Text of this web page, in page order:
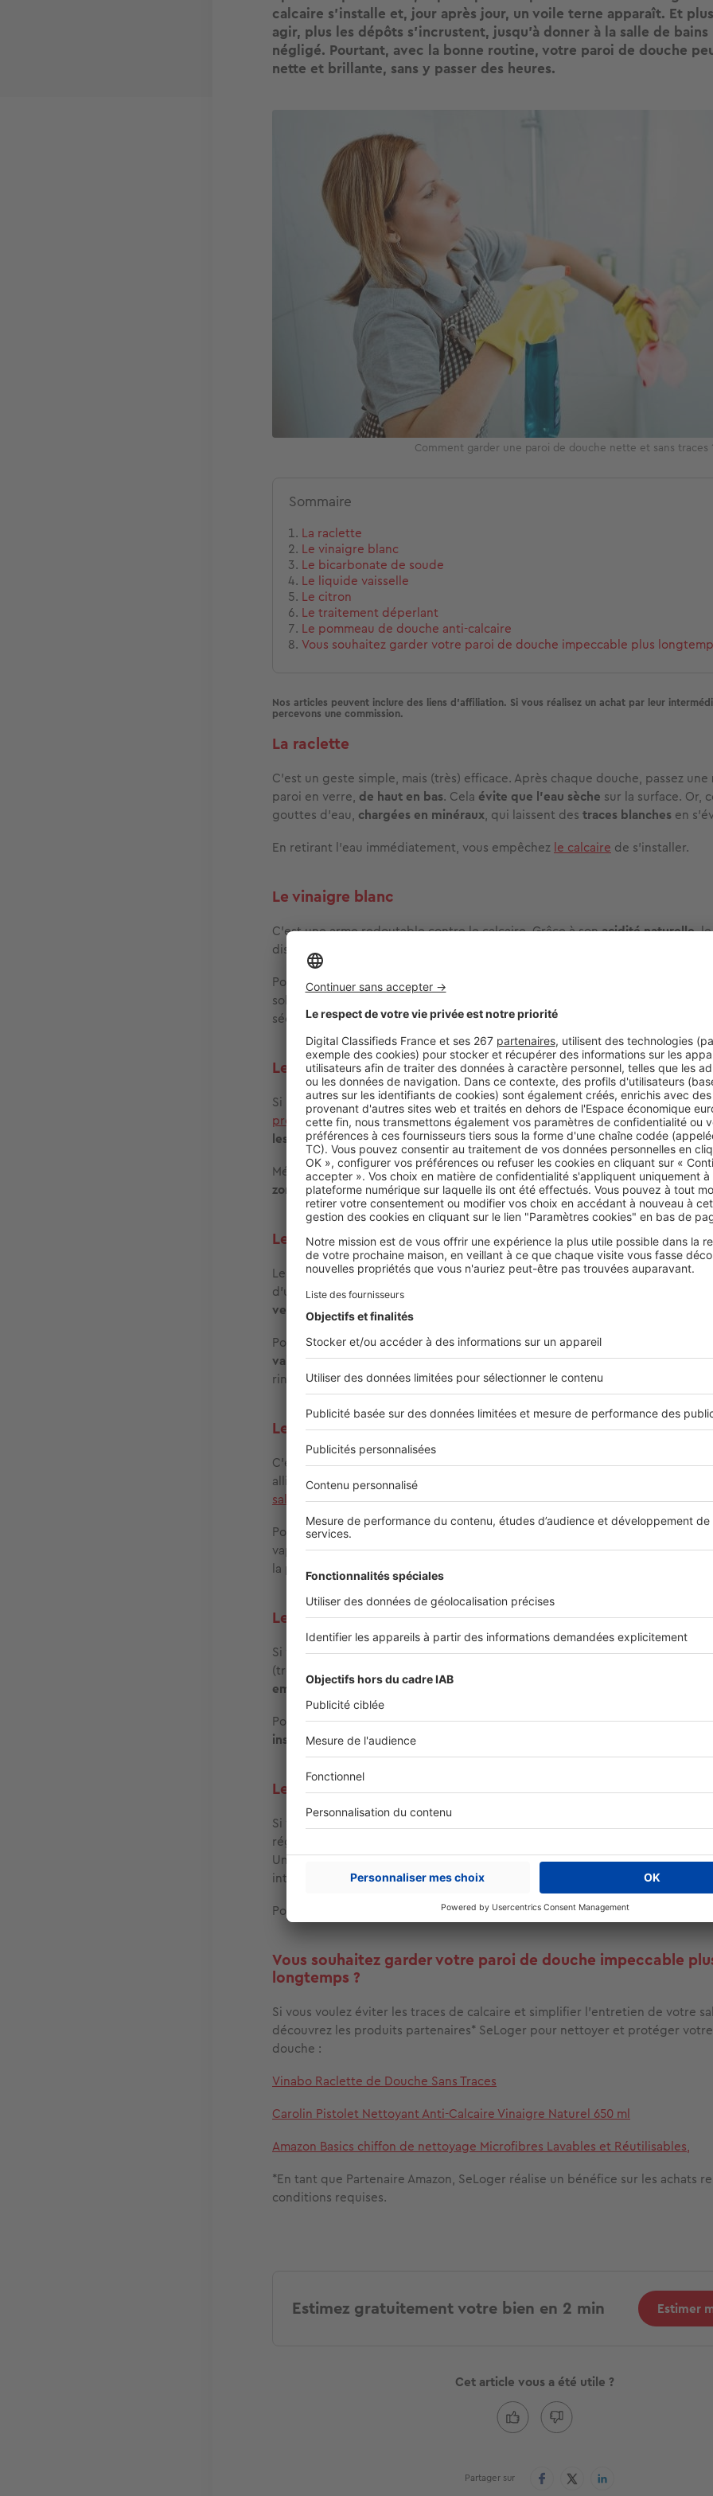
calcaire s’installe et, jour après jour, un voile terne apparaît. Et
agir, plus les dépôts s’incrustent, jusqu’à donner à la salle de bains
négligé. Pourtant, avec la bonne routine, votre paroi de douche
nette et brillante, sans y passer des heures.
Comment garder une paroi de douche nette et sans traces
Sommaire
La raclette
Le vinaigre blanc
Le bicarbonate de soude
Le liquide vaisselle
Le citron
Le traitement déperlant
Le pommeau de douche anti-calcaire
Vous souhaitez garder votre paroi de douche impeccable plus
Nos articles peuvent inclure des liens d'affiliation. Si vous réalisez un achat par leur
percevons une commission.
La raclette
C’est un geste simple, mais (très) efficace. Après chaque douche, passez une
paroi en verre, de haut en bas. Cela évite que l’eau sèche sur la surface. Or,
gouttes d’eau, chargées en minéraux, qui laissent des traces blanches en
En retirant l’eau immédiatement, vous empêchez le calcaire de s’installer.
Le vinaigre blanc
C’est une arme redoutable contre le calcaire. Grâce à sonacidité naturelle,
dissout les
Pour l’utiliser, mélangezmoitié vinaigre blanc
dans un
solution sur la paroi de votre douche, laissez agir
, puis rincez
séchez avec unchiffon microfibre.
Le bicarbonate de soude
Si le calcaire est déjà bien incrusté, vous pouvez utiliser dubicarbonate de
produit naturelagit comme unnettoyant doux, légèrementabrasif. Il permet
les dépôtssans rayer le verre, à condition de ne pas frotter trop fort.
Mélangez le bicarbonate avec un peu d’eau pourobtenir une pâte.
zones entartrées, laissez agir unequinzaine de minutes, puis rincez.
Le liquide vaisselle
Le calcaire n’est pas le seul ennemi d’une paroi propre. Avec le temps, le
d’unepellicule de savon
verre
Pour retrouver une paroi de douche nette et brillante, diluez quelques
vaisselledans un seau d’eau chaude, puis appliquez le mélange avec une
rincez à l’eau claire.
Le citron
C’est un remède de grand-mère. Mais il est efficace. Naturellement acide, le
allié précieux contre le tartre
odeur
salle de bains.
Pour l’utiliser, pressez le
jus d’un citron et mélangez-le à un peu d’eau tiède
vaporisateur. Autre option : coupez votre citron en deux etfrottez la pulpe
la paroi. Laissez agir
10 minutes
Le traitement déperlant
Si vous voulez espacer les corvées de nettoyage, letraitement déperlantest
(très) efficace. Le principe ? On applique un
empêcher l’eau d’adhérer.
Pour une efficacité optimale, nettoyez la paroi avant l’application, puis suivez
instructions du fabricant. En général, le traitement doit être renouvelé tous
Le pommeau de douche anti-calcaire
Si votre paroi s’encrasse vite, le problème vient peut-être de l’eau elle-même.
régions où l’eau est
Unpommeau de douche anti-calcairepeut limiter ce phénomène. Certains
intègrent desbillesquifiltrent les minéraux
Pour aller plus loin, vous pouvez aussi installerun adoucisseur d’eau
Vous souhaitez garder votre paroi de douche impeccable
longtemps ?
Si vous voulez éviter les traces de calcaire et simplifier l’entretien de votre
découvrez les produits partenaires* SeLoger pour nettoyer et protéger
douche :
Vinabo Raclette de Douche Sans Traces
Carolin Pistolet Nettoyant Anti-Calcaire Vinaigre Naturel 650 ml
Amazon Basics chiffon de nettoyage Microfibres Lavables et Réutilisables,
*En tant que Partenaire Amazon, SeLoger réalise un bénéfice sur les achats
conditions requises.
Estimez gratuitement votre bien en 2 min Estimer
Cet article vous a été utile ?
Partager sur